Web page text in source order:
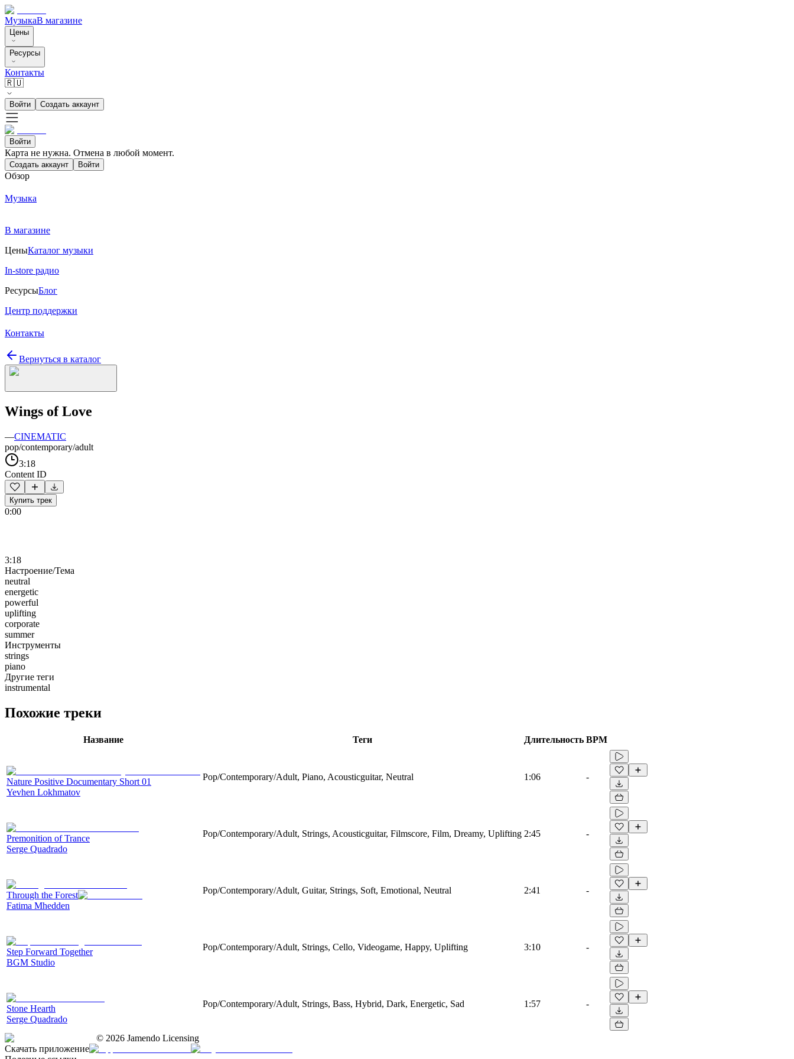
МузыкаВ магазине
Цены
Ресурсы
Контакты
🇷🇺
Войти Создать аккаунт
Войти
Карта не нужна. Отмена в любой момент.
Создать аккаунт Войти
Обзор
Музыка
В магазине
ЦеныКаталог музыки
In-store радио
РесурсыБлог
Центр поддержки
Контакты
Вернуться в каталог
Wings of Love
—CINEMATIC
pop/contemporary/adult
3:18
Content ID
Купить трек
0:00
3:18
Настроение/Тема
neutral
energetic
powerful
uplifting
corporate
summer
Инструменты
strings
piano
Другие теги
instrumental
Похожие треки
Название Теги Длительность BPM
Nature Positive Documentary Short 01
Yevhen Lokhmatov
Pop/Contemporary/Adult, Piano, Acousticguitar, Neutral 1:06 -
Premonition of Trance
Serge Quadrado
Pop/Contemporary/Adult, Strings, Acousticguitar, Filmscore, Film, Dreamy, Uplifting 2:45 -
Through the Forest
Fatima Mhedden
Pop/Contemporary/Adult, Guitar, Strings, Soft, Emotional, Neutral 2:41 -
Step Forward Together
BGM Studio
Pop/Contemporary/Adult, Strings, Cello, Videogame, Happy, Uplifting 3:10 -
Stone Hearth
Serge Quadrado
Pop/Contemporary/Adult, Strings, Bass, Hybrid, Dark, Energetic, Sad 1:57 -
© 2026 Jamendo Licensing
Скачать приложение